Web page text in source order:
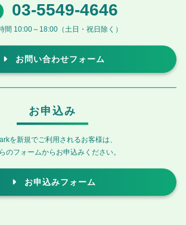
03-5549-4646
間 10:00～18:00（土日・祝日除く）
お問い合わせフォーム
お申込み
を新規でご利用されるお客様は、
のフォームからお申込みください。
お申込みフォーム